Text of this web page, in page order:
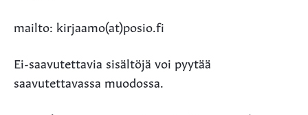
mailto: kirjaamo(at)posio.fi
Ei-saavutettavia sisältöjä voi pyytää
saavutettavassa muodossa.